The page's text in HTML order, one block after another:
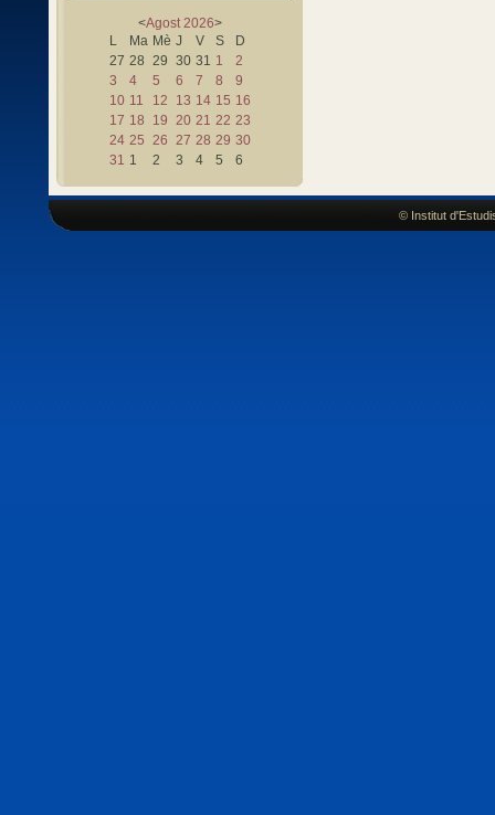
<Agost 2026>
L
Ma Mè J V S
D
27 28 29 30 31 1
2
3
4 5 6 7 8
9
10 11 12 13 14 15 16
17 18 19 20 21 22 23
24 25 26 27 28 29 30
31 1 2 3 4 5 6
© Institut